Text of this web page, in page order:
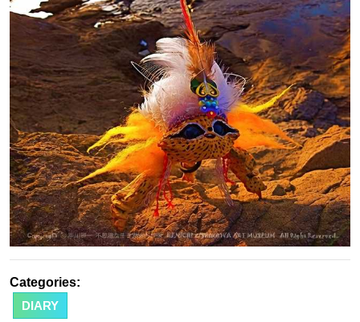
8
日
Categories:
DIARY